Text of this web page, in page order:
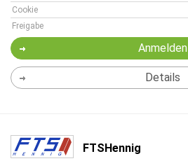
Cookie
Freigabe
Anmelden
Details
FTSHennig